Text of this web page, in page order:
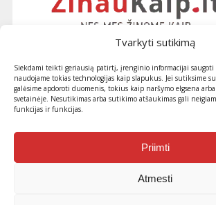
Tvarkyti sutikimą
Siekdami teikti geriausią patirtį, įrenginio informacijai saugoti
naudojame tokias technologijas kaip slapukus. Jei sutiksime
galėsime apdoroti duomenis, tokius kaip naršymo elgsena
svetainėje. Nesutikimas arba sutikimo atšaukimas gali
funkcijas ir funkcijas.
Priimti
Atmesti
Užsiprenumeruokite naujausius
straipsnius ir patarimus